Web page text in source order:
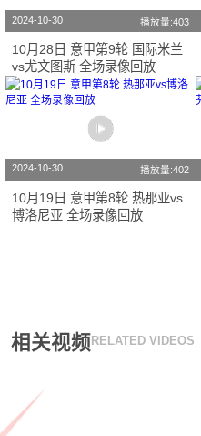
2024-10-30 播放量:403
10月28日 意甲第9轮 国际米兰
vs尤文图斯 全场录像回放
2024-10-30 播放量:402
10月19日 意甲第8轮 热那亚vs
博洛尼亚 全场录像回放
相关视频 RELATED VIDEOS